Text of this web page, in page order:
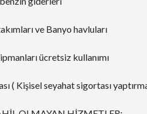
ve Banyo havluları
ücretsiz kullanımı
( Kişisel seyahat sigortası